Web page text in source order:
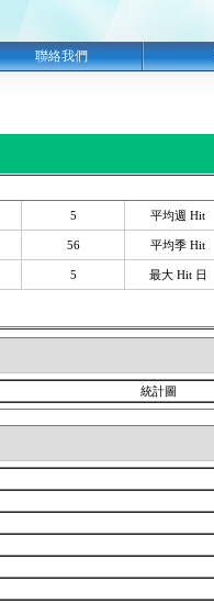
聯絡我們
5 平均週 Hit
56 平均季 Hit
5 最大 Hit 日
統計圖